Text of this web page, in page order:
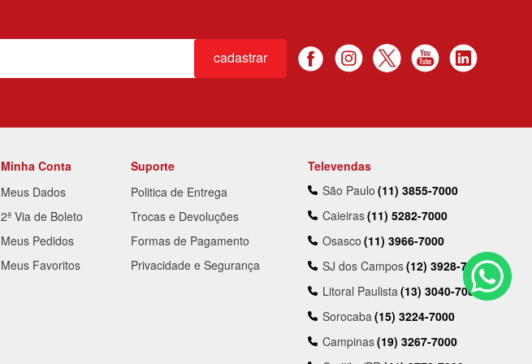
cadastrar
Minha Conta
Meus Dados
2ª Via de Boleto
Meus Pedidos
Meus Favoritos
Suporte
Politica de Entrega
Trocas e Devoluções
Formas de Pagamento
Privacidade e Segurança
Televendas
São Paulo (11) 3855-7000
Caieiras(11) 5282-7000
Osasco (11) 3966-7000
SJ dos Campos(12) 3928-7000
Litoral Paulista(13) 3040-7000
Sorocaba(15) 3224-7000
Campinas(19) 3267-7000